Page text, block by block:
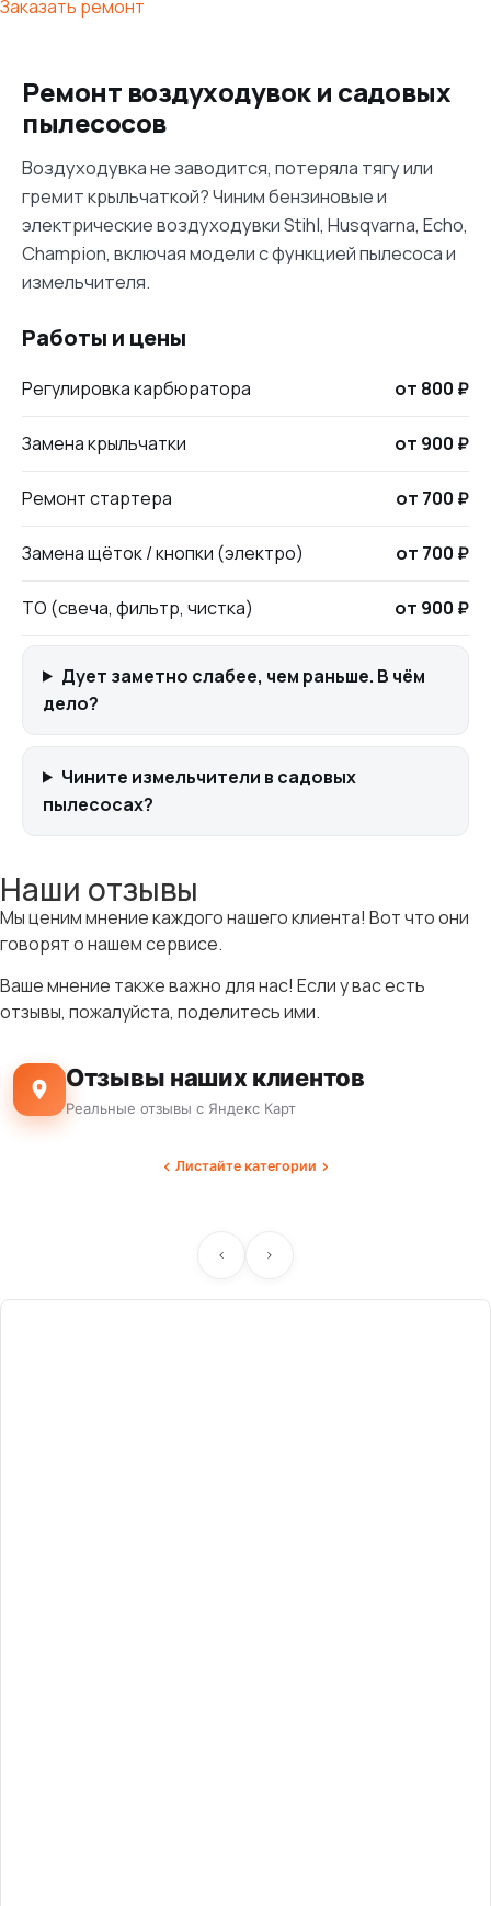
Заказать ремонт
Ремонт воздуходувок и садовых
пылесосов
Воздуходувка не заводится, потеряла тягу или
гремит крыльчаткой? Чиним бензиновые и
электрические воздуходувки Stihl, Husqvarna, Echo,
Champion, включая модели с функцией пылесоса и
измельчителя.
Работы и цены
Регулировка карбюратора от 800 ₽
Замена крыльчатки от 900 ₽
Ремонт стартера от 700 ₽
Замена щёток / кнопки (электро) от 700 ₽
ТО (свеча, фильтр, чистка) от 900 ₽
Дует заметно слабее, чем раньше. В чём
дело?
Чините измельчители в садовых
пылесосах?
Наши отзывы
Мы ценим мнение каждого нашего клиента! Вот что они
говорят о нашем сервисе.
Ваше мнение также важно для нас! Если у вас есть
отзывы, пожалуйста, поделитесь ими.
Отзывы наших клиентов
Реальные отзывы с Яндекс Карт
Листайте категории